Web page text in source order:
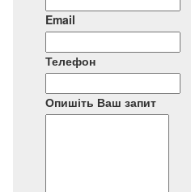
Email
Телефон
Опишіть Ваш запит